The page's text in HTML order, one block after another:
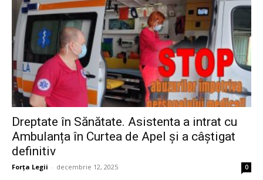
Dreptate în Sănătate. Asistenta a intrat cu
Ambulanța în Curtea de Apel și a câștigat
definitiv
Forța Legii - decembrie 12, 2025 0